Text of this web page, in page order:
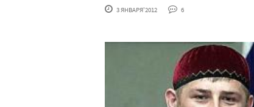
3 ЯНВАРЯ'2012 6